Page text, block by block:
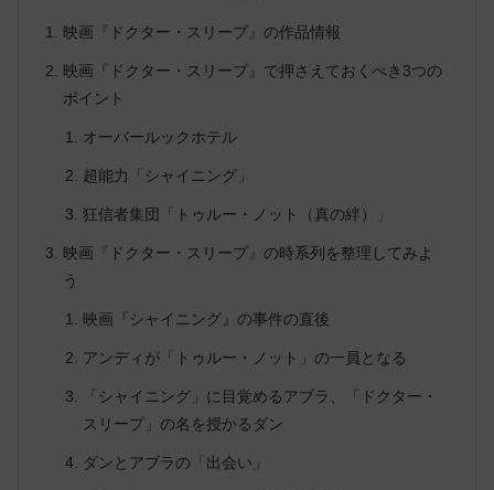
映画『ドクター・スリープ』の作品情報
映画『ドクター・スリープ』で押さえておくべき3つの
ポイント
オーバールックホテル
超能力「シャイニング」
狂信者集団「トゥルー・ノット（真の絆）」
映画『ドクター・スリープ』の時系列を整理してみよ
う
映画『シャイニング』の事件の直後
アンディが「トゥルー・ノット」の一員となる
「シャイニング」に目覚めるアブラ、「ドクター・
スリープ」の名を授かるダン
ダンとアブラの「出会い」